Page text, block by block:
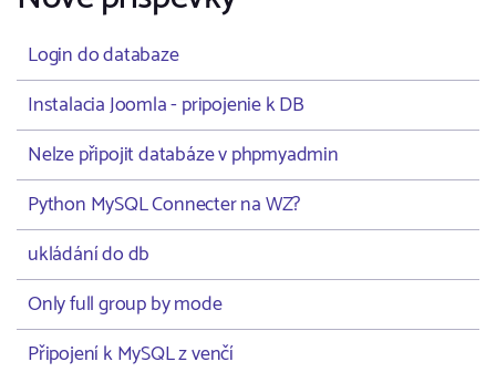
Login do databaze
Instalacia Joomla - pripojenie k DB
Nelze připojit databáze v phpmyadmin
Python MySQL Connecter na WZ?
ukládání do db
Only full group by mode
Připojení k MySQL z venčí